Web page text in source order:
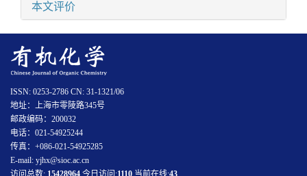
本文评价
ISSN: 0253-2786 CN: 31-1321/06
地址：上海市零陵路345号
邮政编码：200032
电话：021-54925244
传真：+086-021-54925285
E-mail: yjhx@sioc.ac.cn
访问总数: 15428964 今日访问:1110 当前在线:43